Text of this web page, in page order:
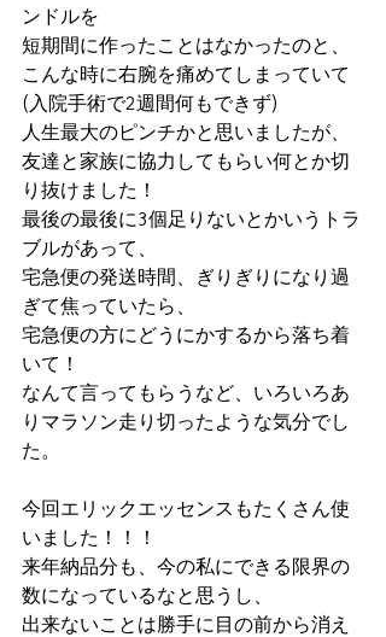
ンドルを
短期間に作ったことはなかったのと、
こんな時に右腕を痛めてしまっていて
(入院手術で2週間何もできず)
人生最大のピンチかと思いましたが、
友達と家族に協力してもらい何とか切
り抜けました！
最後の最後に3個足りないとかいうトラ
ブルがあって、
宅急便の発送時間、ぎりぎりになり過
ぎて焦っていたら、
宅急便の方にどうにかするから落ち着
いて！
なんて言ってもらうなど、いろいろあ
りマラソン走り切ったような気分でし
た。
今回エリックエッセンスもたくさん使
いました！！！
来年納品分も、今の私にできる限界の
数になっているなと思うし、
出来ないことは勝手に目の前から消え